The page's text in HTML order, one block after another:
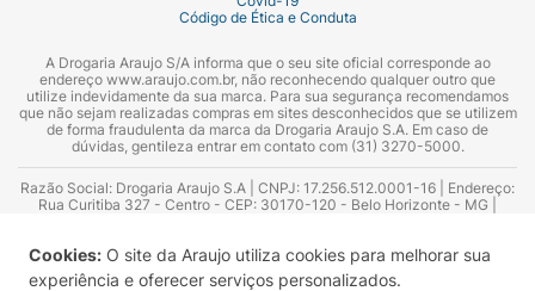
Cookies: O site da Araujo utiliza cookies para melhorar sua
experiência e oferecer serviços personalizados.
Código de Ética e Conduta
A Drogaria Araujo S/A informa que o seu site oficial corresponde ao
endereço www.araujo.com.br, não reconhecendo qualquer outro que
utilize indevidamente da sua marca. Para sua segurança recomendamos
que não sejam realizadas compras em sites desconhecidos que se utilizem
de forma fraudulenta da marca da Drogaria Araujo S.A. Em caso de
dúvidas, gentileza entrar em contato com (31) 3270-5000.
Razão Social: Drogaria Araujo S.A | CNPJ: 17.256.512.0001-16 | Endereço:
Rua Curitiba 327 - Centro - CEP: 30170-120 - Belo Horizonte - MG |
Azevedo Guimarães – CRF 10.965 | Yasmin Silva Alvarenga – CRF 52.584 -
Consultor substituto: Thiago Aguiar Pinheiro - CRF Nº 13.748. Alvará